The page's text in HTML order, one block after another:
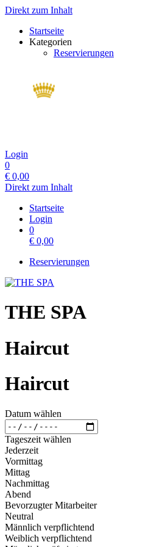
Direkt zum Inhalt
Startseite
Kategorien
Reservierungen
Login
0
€ 0,00
Direkt zum Inhalt
Startseite
Login
0
€ 0,00
Reservierungen
THE SPA
Haircut
Haircut
Datum wählen
Tageszeit wählen
Jederzeit
Vormittag
Mittag
Nachmittag
Abend
Bevorzugter Mitarbeiter
Neutral
Männlich verpflichtend
Weiblich verpflichtend